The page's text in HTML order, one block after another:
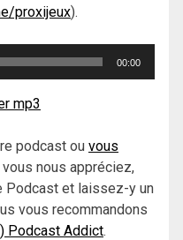
proxijeux).
00:00
mp3
podcast ou vous
vous nous appréciez,
Podcast et laissez-y un
vous recommandons
Podcast Addict.